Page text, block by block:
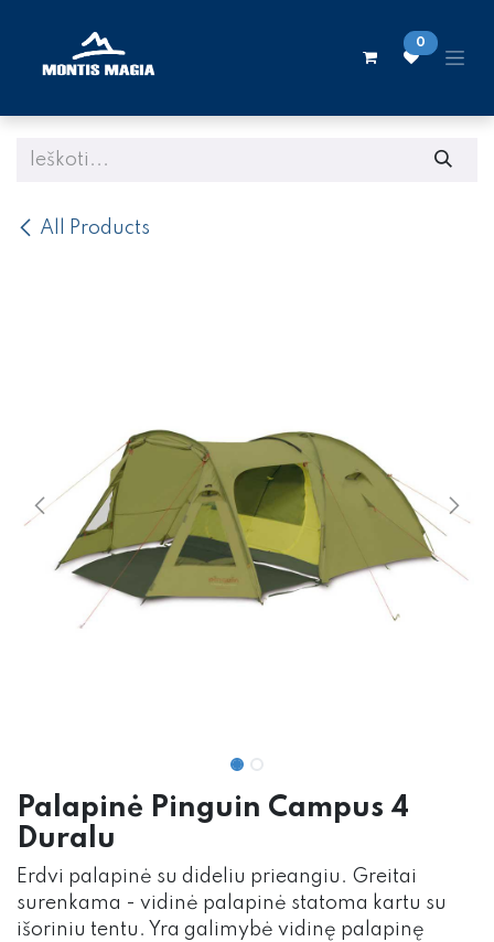
0
All Products
Palapinė Pinguin Campus 4
Duralu
Erdvi palapinė su dideliu prieangiu. Greitai
surenkama - vidinė palapinė statoma kartu su
išoriniu tentu. Yra galimybė vidinę palapinę